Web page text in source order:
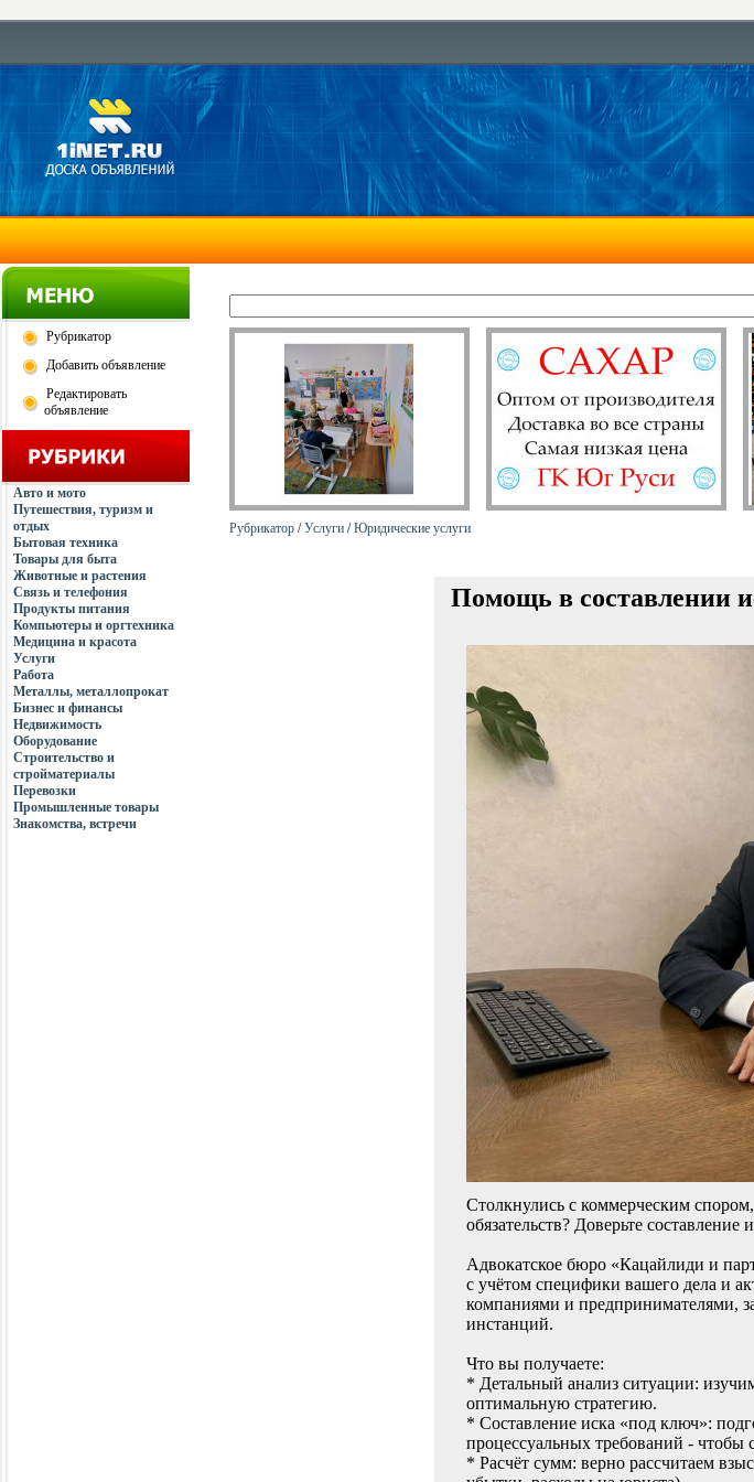
Рубрикатор
Добавить объявление
Редактировать
объявление
Авто и мото
Путешествия, туризм и
отдых
Бытовая техника
Товары для быта
Животные и растения
Связь и телефония
Продукты питания
Компьютеры и оргтехника
Медицина и красота
Услуги
Работа
Металлы, металлопрокат
Бизнес и финансы
Недвижимость
Оборудование
Строительство и
стройматериалы
Перевозки
Промышленные товары
Знакомства, встречи
Рубрикатор /Услуги /Юридические услуги
Помощь в составлении
Столкнулись с коммерческим
обязательств? Доверьте
Адвокатское бюро «Кацайлиди и
с учётом специфики вашего дела и
компаниями и предпринимателями,
инстанций.
Что вы получаете:
* Детальный анализ ситуации:
оптимальную стратегию.
* Составление иска «под ключ»:
процессуальных требований - чтобы
* Расчёт сумм: верно рассчитаем